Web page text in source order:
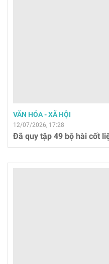
VĂN HÓA - XÃ HỘI
12/07/2026, 17:28
Đã quy tập 49 bộ hài cốt